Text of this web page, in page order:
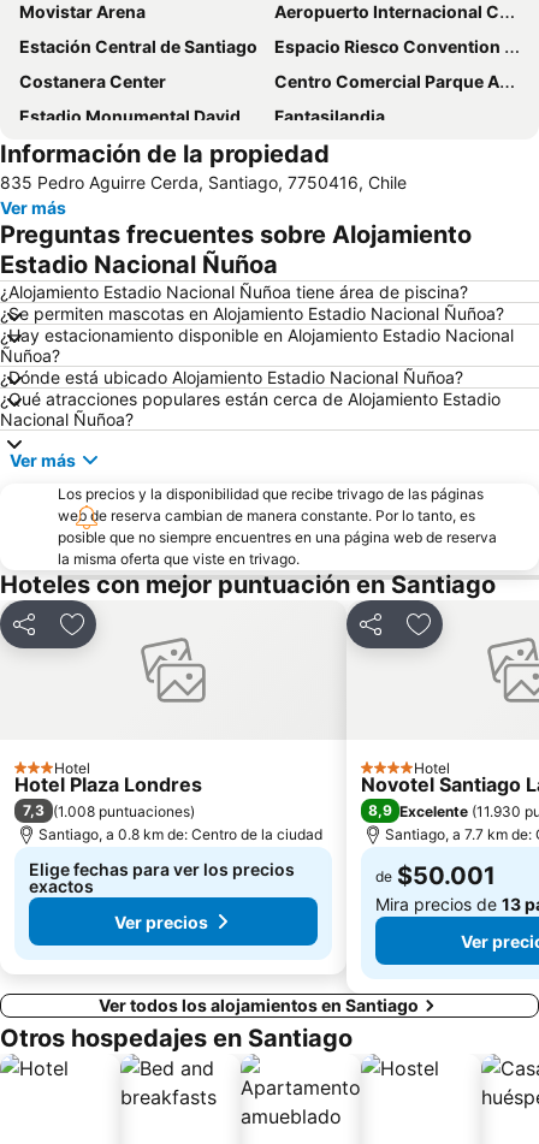
Movistar Arena
Aeropuerto Internacional Comodoro Arturo Merino Benítez
Estación Central de Santiago
Espacio Riesco Convention Center
Costanera Center
Centro Comercial Parque Arauco
Estadio Monumental David Arellano
Fantasilandia
Festival Internacional Providencia Jazz
Barrio Lastarria
San Carlos de Apoquindo
Santa Laura Stadium
Templo Votivo de Maipu
Metro de Santiago
Barrio Bellavista
Hipodromo Chile
Valle Nevado
Torre Entel
Universidad de Chile
La Moneda Palace
Plaza Pedro de Valdivia
Portal la Dehesa
Cerro Santa Lucía
Lagunillas
Nuestra Señora de la Divina Providencia
Cerro El Plomo
El Colorado
Casa Piedra Centro de Eventos
Cerro San Cristóbal
Centro Cultural Palacio de La Moneda
Plaza Baquedano
Parque Bustamante
Parque Balmaceda
Plaza de Armas
Lollapalooza Chile
Parque Padre Hurtado
Centro Cultural Estación Mapocho
Museo Nacional de Bellas Artes
Información de la propiedad
835 Pedro Aguirre Cerda, Santiago, 7750416, Chile
Ver más
Preguntas frecuentes sobre Alojamiento
Estadio Nacional Ñuñoa
¿Alojamiento Estadio Nacional Ñuñoa tiene área de piscina?
¿Se permiten mascotas en Alojamiento Estadio Nacional Ñuñoa?
¿Hay estacionamiento disponible en Alojamiento Estadio Nacional
Ñuñoa?
¿Dónde está ubicado Alojamiento Estadio Nacional Ñuñoa?
¿Qué atracciones populares están cerca de Alojamiento Estadio
Nacional Ñuñoa?
Ver más
Los precios y la disponibilidad que recibe trivago de las páginas
web de reserva cambian de manera constante. Por lo tanto, es
posible que no siempre encuentres en una página web de reserva
la misma oferta que viste en trivago.
Hoteles con mejor puntuación en Santiago
CompartirAgregar a favoritos
3 Estrellas
Hotel
Hotel Plaza Londres
7,3 (1.008 puntuaciones)
Santiago, a 0.8 km de: Centro de la ciudad
Elige fechas para ver los precios
exactos
Ver precios
CompartirAgregar a
4 Estrellas
Hotel
Novotel Santiago
8,9 Excelente (11.930
Santiago, a 7.7 km
de $50.001
Mira precios de 13
Ver
Ver todos los alojamientos en Santiago
Otros hospedajes en Santiago